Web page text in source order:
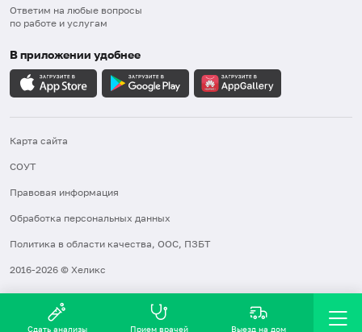
Ответим на любые вопросы
по работе и услугам
В приложении удобнее
Карта сайта
СОУТ
Правовая информация
Обработка персональных данных
Политика в области качества, ООС, ПЗБТ
2016-2026 © Хеликс
Сдать анализы Прием врачей Выезд на дом